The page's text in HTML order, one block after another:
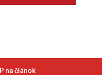
na článok